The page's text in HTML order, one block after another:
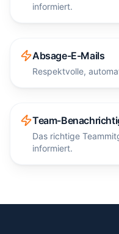
informiert.
Absage-E-Mails
Respektvolle,
Team-
Das richtige
informiert.